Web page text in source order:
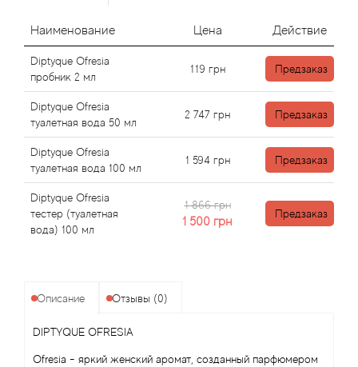
Наименование Цена Действие
Diptyque Ofresia
пробник 2 мл
119 грн Предзаказ
Diptyque Ofresia
туалетная вода 50 мл
2 747 грн Предзаказ
Diptyque Ofresia
туалетная вода 100 мл
1 594 грн Предзаказ
Diptyque Ofresia
тестер (туалетная
вода) 100 мл
1 866 грн
1 500 грн
Предзаказ
Описание Отзывы (0)
DIPTYQUE OFRESIA
Ofresia - яркий женский аромат, созданный парфюмером
Aj Arabia (Widian)
Ajmal
Al Haramain
Al Jazeera
Alaia Paris
Alexander McQueen